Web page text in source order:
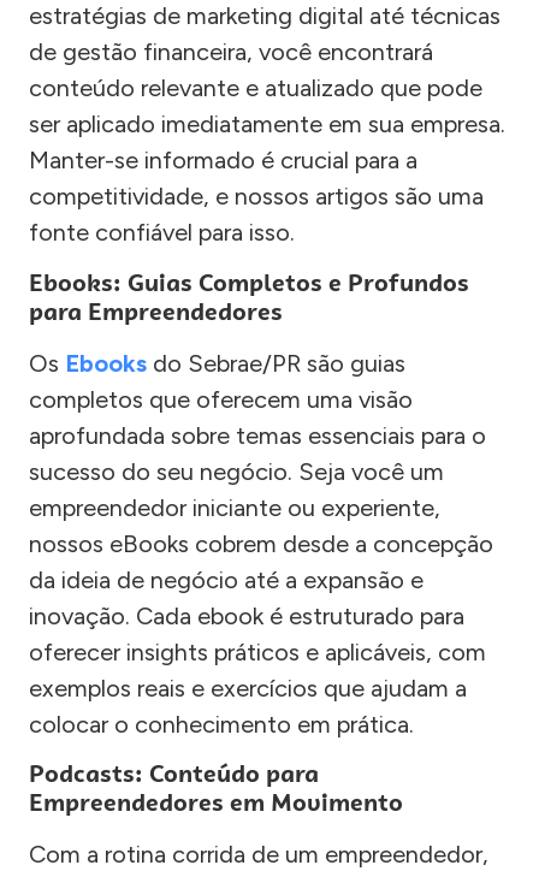
estratégias de marketing digital até técnicas
de gestão financeira, você encontrará
conteúdo relevante e atualizado que pode
ser aplicado imediatamente em sua empresa.
Manter-se informado é crucial para a
competitividade, e nossos artigos são uma
fonte confiável para isso.
Ebooks: Guias Completos e Profundos
para Empreendedores
Os Ebooks do Sebrae/PR são guias
completos que oferecem uma visão
aprofundada sobre temas essenciais para o
sucesso do seu negócio. Seja você um
empreendedor iniciante ou experiente,
nossos eBooks cobrem desde a concepção
da ideia de negócio até a expansão e
inovação. Cada ebook é estruturado para
oferecer insights práticos e aplicáveis, com
exemplos reais e exercícios que ajudam a
colocar o conhecimento em prática.
Podcasts: Conteúdo para
Empreendedores em Movimento
Com a rotina corrida de um empreendedor,